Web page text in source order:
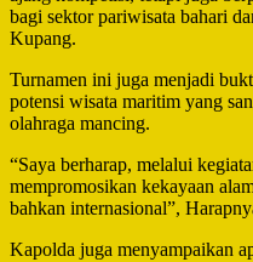
bagi sektor pariwisata bahari
Kupang.
Turnamen ini juga menjadi
potensi wisata maritim yang
olahraga mancing.
“Saya berharap, melalui
mempromosikan kekayaan
bahkan internasional”,
Kapolda juga menyampaikan